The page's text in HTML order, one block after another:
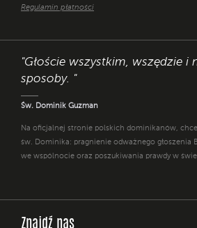
Regulamin płatności
"Głoście wszystkim, wszędzie i
sposoby. "
Św. Dominik Guzman
Na oficjalnej stronie polskich dominikanów,
św. Dominika: pragnienie odważnego głoszenia
we wspólnocie oraz poszukiwania prawdy w
Znajdź nas